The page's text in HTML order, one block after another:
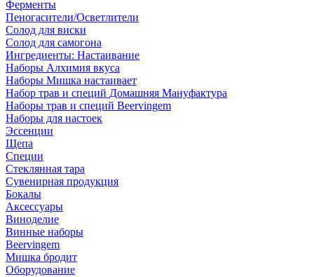
Ферменты
Пеногасители/Осветлители
Солод для виски
Солод для самогона
Ингредиенты: Настаивание
Наборы Алхимия вкуса
Наборы Мишка настаивает
Набор трав и специй Домашняя Мануфактура
Наборы трав и специй Beervingem
Наборы для настоек
Эссенции
Щепа
Специи
Стеклянная тара
Сувенирная продукция
Бокалы
Аксессуары
Виноделие
Винные наборы
Beervingem
Мишка бродит
Оборудование